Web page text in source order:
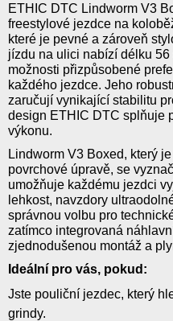
ETHIC DTC Lindworm V3
freestylové jezdce na
které je pevné a zároveň
jízdu na ulici nabízí délku
možnosti přizpůsobené
každého jezdce. Jeho
zaručují vynikající stabilitu
design ETHIC DTC splňuje
výkonu.
Lindworm V3 Boxed, který
povrchové úpravě, se
umožňuje každému jezdci
lehkost, navzdory
správnou volbu pro
zatímco integrovaná
zjednodušenou montáž a
Ideální pro vás, pokud:
Jste pouliční jezdec, který
grindy.